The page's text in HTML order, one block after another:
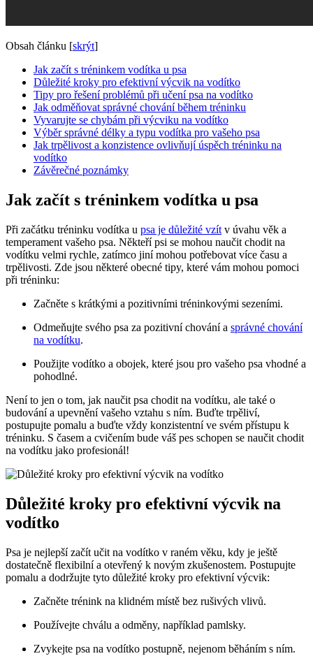
Obsah článku [skrýt]
Jak začít s tréninkem vodítka u psa
Důležité kroky pro efektivní výcvik na vodítko
Tipy pro řešení problémů při učení psa na vodítko
Jak odměňovat správné chování během tréninku
Vyvarujte se chybám při výcviku na vodítko
Výběr správné délky a typu vodítka pro vašeho psa
Jak trpělivost a konzistence ovlivňují úspěch tréninku na
vodítko
Závěrečné poznámky
Jak začít s tréninkem vodítka u psa
Při začátku tréninku vodítka u psa je důležité vzít v úvahu věk a
temperament vašeho psa. Někteří psi se mohou naučit chodit na
vodítku velmi rychle, zatímco jiní mohou potřebovat více času a
trpělivosti. Zde jsou některé obecné tipy, které vám mohou pomoci
při tréninku:
Začněte s krátkými a pozitivními tréninkovými sezeními.
Odmeňujte svého psa za pozitivní chování a správné chování
na vodítku.
Použijte vodítko a obojek, které jsou pro vašeho psa vhodné a
pohodlné.
Není to jen o tom, jak naučit psa chodit na vodítku, ale také o
budování a upevnění vašeho vztahu s ním. Buďte trpěliví,
postupujte pomalu a buďte vždy konzistentní ve svém přístupu k
tréninku. S časem a cvičením bude váš pes schopen se naučit chodit
na vodítku jako profesionál!
Důležité kroky pro efektivní výcvik na
vodítko
Psa je nejlepší začít učit na vodítko v raném věku, kdy je ještě
dostatečně flexibilní a otevřený k novým zkušenostem. Postupujte
pomalu a dodržujte tyto důležité kroky pro efektivní výcvik:
Začněte trénink na klidném místě bez rušivých vlivů.
Používejte chválu a odměny, například pamlsky.
Zvykejte psa na vodítko postupně, nejenom běháním s ním.